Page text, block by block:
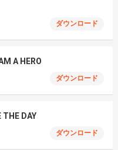
ダウンロード
A HERO
ダウンロード
DAY
ダウンロード